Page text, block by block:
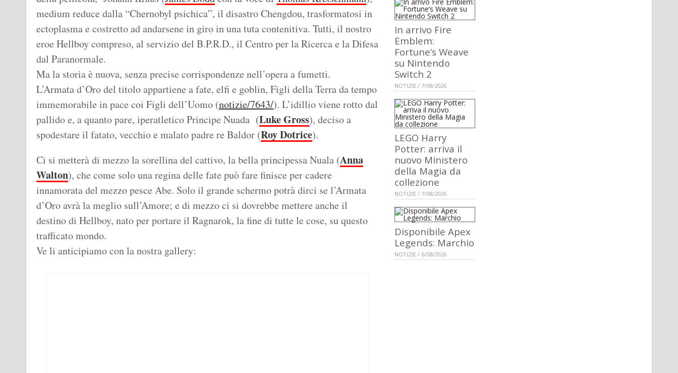
medium reduce dalla “Chernobyl psichica”, il disastro Chengdou, trasformatosi in
ectoplasma e costretto ad andarsene in giro in una tuta contenitiva. Tutti, il nostro
eroe Hellboy compreso, al servizio del B.P.R.D., il Centro per la Ricerca e la Difesa
dal Paranormale.
Ma la storia è nuova, senza precise corrispondenze nell’opera a fumetti.
L’Armata d’Oro del titolo appartiene a fate, elfi e goblin, Figli della Terra da tempo
immemorabile in pace coi Figli dell’Uomo (notizie/7643/). L’idillio viene rotto dal
pallido e, a quanto pare, iperatletico Principe Nuada (Luke Gross), deciso a
spodestare il fatato, vecchio e malato padre re Baldor (Roy Dotrice).
Ci si metterà di mezzo la sorellina del cattivo, la bella principessa Nuala (Anna
Walton), che come solo una regina delle fate può fare finisce per cadere
innamorata del mezzo pesce Abe. Solo il grande schermo potrà dirci se l’Armata
d’Oro avrà la meglio sull’Amore; e di mezzo ci si dovrebbe mettere anche il
destino di Hellboy, nato per portare il Ragnarok, la fine di tutte le cose, su questo
trafficato mondo.
Ve li anticipiamo con la nostra gallery:
In arrivo Fire
Emblem:
Fortune’s Weave
su Nintendo
Switch 2
NOTIZIE / 7/08/2026
LEGO Harry
Potter: arriva il
nuovo Ministero
della Magia da
collezione
NOTIZIE / 7/08/2026
Disponibile Apex
Legends: Marchio
NOTIZIE / 6/08/2026